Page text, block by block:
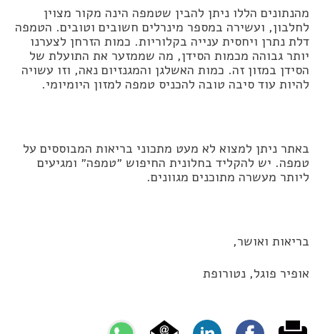
מהנתונים הללו ניתן להבין שטמפה הינה מקור מצוין
לחלבון, ועשירה במספר מינרלים חשובים וטובים. הטמפה
דלת נתרן ויחסית ענייה בקלוריות. כמות הזרחן לצערנו
יותר גבוהה מכמות הסידן, מה שממזער את התועלת של
הסידן במזון זה. כמות האשלגן והמגנזיום נאה, וזו עשויה
להיות עוד סיבה טובה להכניס טמפה למזון היומיומי.
באתר ניתן למצוא לא מעט מתכוני בריאות המבוססים על
טמפה. יש להקליד בחלונית החיפוש ״טמפה״ ומגיעים
ליותר מעשרה מתוכנים מגוונים.
בריאות ואושר,
אופיר פוגל, נטורופת